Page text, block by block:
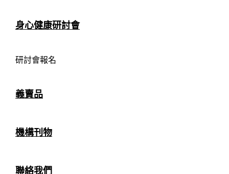
身心健康研討會
研討會報名
義賣品
機構刊物
聯絡我們